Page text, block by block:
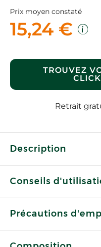
Prix moyen constaté
15,24 €
TROUVEZ
Retrait
Description
Conseils
Précautions